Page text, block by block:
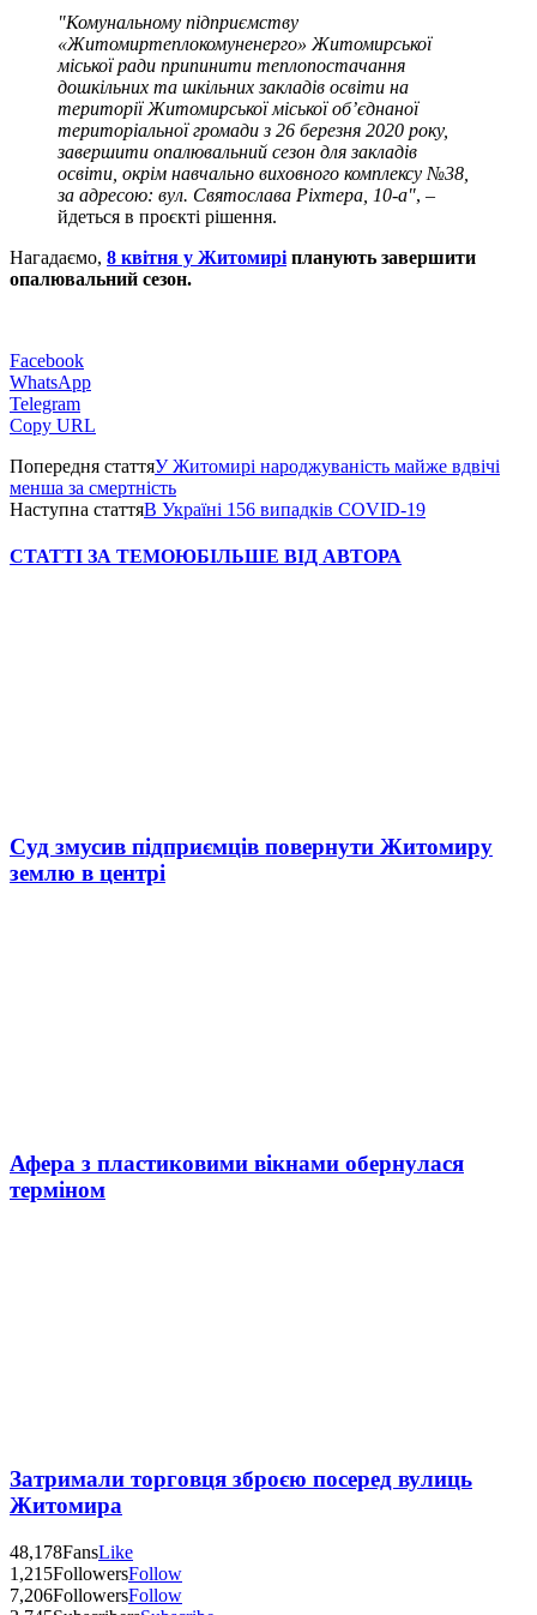
"Комунальному підприємству
«Житомиртеплокомуненерго» Житомирської
міської ради припинити теплопостачання
дошкільних та шкільних закладів освіти на
території Житомирської міської об’єднаної
територіальної громади з 26 березня 2020 року,
завершити опалювальний сезон для закладів
освіти, окрім навчально виховного комплексу №38,
за адресою: вул. Святослава Ріхтера, 10-а", –
йдеться в проєкті рішення.
Нагадаємо, 8 квітня у Житомирі планують завершити
опалювальний сезон.
Facebook
WhatsApp
Telegram
Copy URL
Попередня статтяУ Житомирі народжуваність майже вдвічі
менша за смертність
Наступна статтяВ Україні 156 випадків COVID-19
СТАТТІ ЗА ТЕМОЮБІЛЬШЕ ВІД АВТОРА
Суд змусив підприємців повернути Житомиру
землю в центрі
Афера з пластиковими вікнами обернулася
терміном
Затримали торговця зброєю посеред вулиць
Житомира
48,178FansLike
1,215FollowersFollow
7,206FollowersFollow